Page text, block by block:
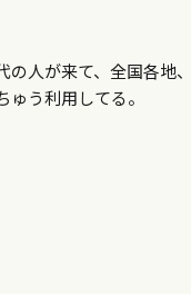
人が来て、全国各地、
う利用してる。